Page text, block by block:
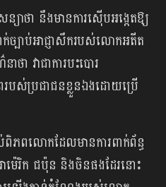
ាថា នឹងមានការស៊ើបអង្កេតឱ្យ
ច្បាប់អាជ្ញាសឹករបស់លោកអតីត
ា វាជាការបះបោរ
ស់ប្រជាជនខ្លួនឯងដោយប្រើ
ភពលោកដែលមានការពាក់ព័ន្ធ
ម៉េរិក ជប៉ុន និងចិនផងដែរនោះ